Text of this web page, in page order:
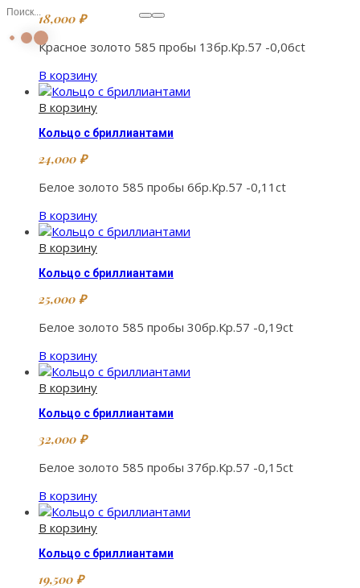
18,000 ₽
Красное золото 585 пробы 13бр.Кр.57 -0,06ct
В корзину
В корзину
Кольцо с бриллиантами
24,000 ₽
Белое золото 585 пробы 6бр.Кр.57 -0,11ct
В корзину
В корзину
Кольцо с бриллиантами
25,000 ₽
Белое золото 585 пробы 30бр.Кр.57 -0,19ct
В корзину
В корзину
Кольцо с бриллиантами
32,000 ₽
Белое золото 585 пробы 37бр.Кр.57 -0,15ct
В корзину
В корзину
Кольцо с бриллиантами
19,500 ₽